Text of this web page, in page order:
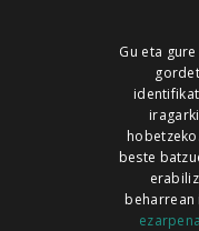
Gu eta
hobetzeko.
beste
beharrean